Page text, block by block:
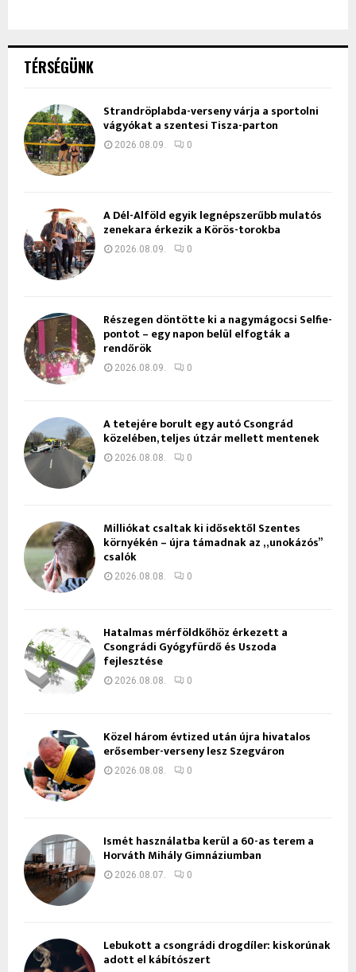
TÉRSÉGÜNK
Strandröplabda-verseny várja a sportolni
vágyókat a szentesi Tisza-parton
2026.08.09. 0
A Dél-Alföld egyik legnépszerűbb mulatós
zenekara érkezik a Körös-torokba
2026.08.09. 0
Részegen döntötte ki a nagymágocsi Selfie-
pontot – egy napon belül elfogták a
rendőrök
2026.08.09. 0
A tetejére borult egy autó Csongrád
közelében, teljes útzár mellett mentenek
2026.08.08. 0
Milliókat csaltak ki idősektől Szentes
környékén – újra támadnak az „unokázós”
csalók
2026.08.08. 0
Hatalmas mérföldkőhöz érkezett a
Csongrádi Gyógyfürdő és Uszoda
fejlesztése
2026.08.08. 0
Közel három évtized után újra hivatalos
erősember-verseny lesz Szegváron
2026.08.08. 0
Ismét használatba kerül a 60-as terem a
Horváth Mihály Gimnáziumban
2026.08.07. 0
Lebukott a csongrádi drogdíler: kiskorúnak
adott el kábítószert